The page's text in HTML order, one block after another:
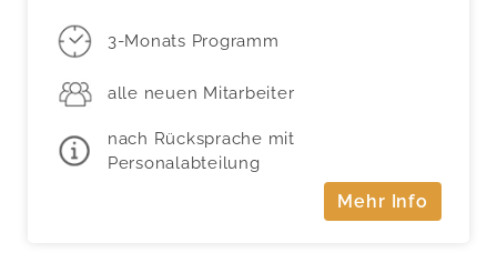
3-Monats Programm
alle neuen Mitarbeiter
nach Rücksprache mit
Personalabteilung
Mehr Info